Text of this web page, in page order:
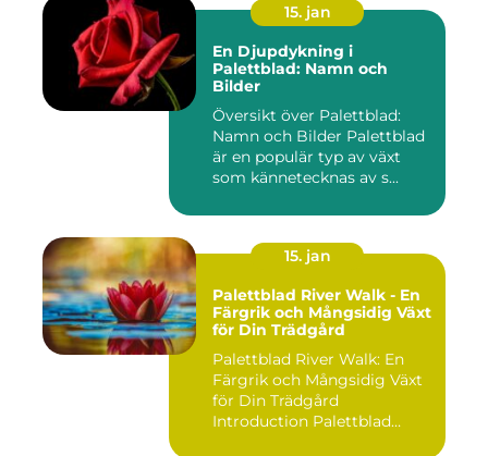
15. jan
En Djupdykning i
Palettblad: Namn och
Bilder
Översikt över Palettblad:
Namn och Bilder Palettblad
är en populär typ av växt
som kännetecknas av s...
15. jan
Palettblad River Walk - En
Färgrik och Mångsidig Växt
för Din Trädgård
Palettblad River Walk: En
Färgrik och Mångsidig Växt
för Din Trädgård
Introduction Palettblad